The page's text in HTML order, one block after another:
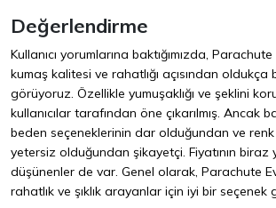
Değerlendirme
Kullanıcı yorumlarına baktığımızda,
kumaş kalitesi ve rahatlığı açısından oldukça
görüyoruz. Özellikle yumuşaklığı ve şeklini
kullanıcılar tarafından öne çıkarılmış. Ancak
beden seçeneklerinin dar olduğundan ve renk
yetersiz olduğundan şikayetçi. Fiyatının biraz
düşünenler de var. Genel olarak, Parachute
rahatlık ve şıklık arayanlar için iyi bir seçenek